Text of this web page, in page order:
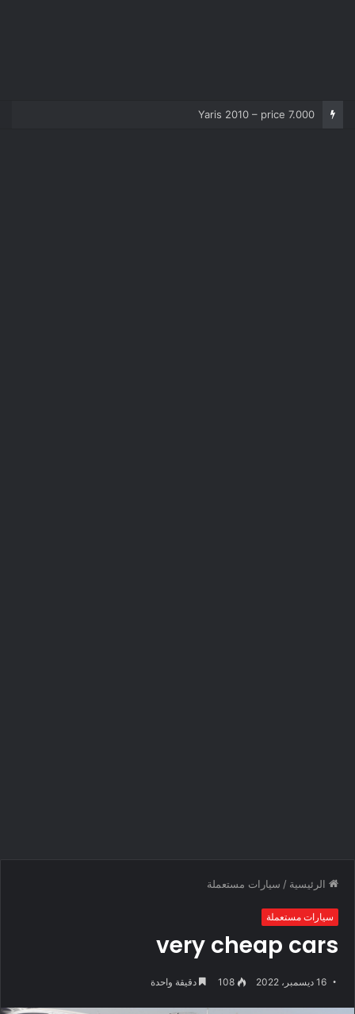
Corolla 2007 – price 5.000
الرئيسية / سيارات مستعملة
سيارات مستعملة
very cheap cars
16 ديسمبر، 2022 108 دقيقة واحدة